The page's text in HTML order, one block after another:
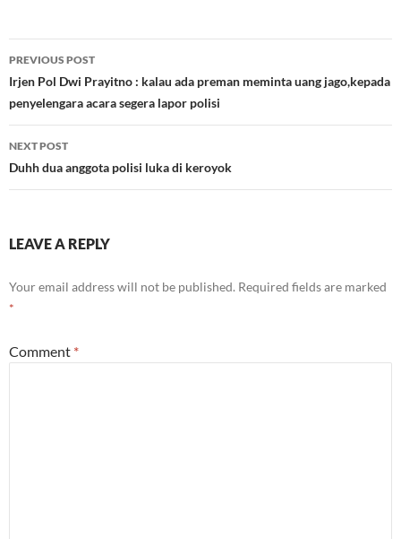
Post
navigation
PREVIOUS POST
Irjen Pol Dwi Prayitno : kalau ada preman meminta uang jago,kepada
penyelengara acara segera lapor polisi
NEXT POST
Duhh dua anggota polisi luka di keroyok
LEAVE A REPLY
Your email address will not be published. Required fields are marked
*
Comment *